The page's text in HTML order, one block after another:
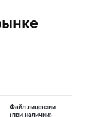
Файл лицензии
(при наличии)